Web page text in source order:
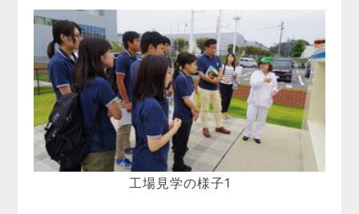
工場見学の様子1